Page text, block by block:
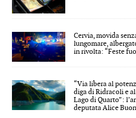
Cervia, movida
lungomare,
in rivolta: “Feste
“Via libera al
diga di Ridracoli e
Lago di Quarto”:
deputata Alice